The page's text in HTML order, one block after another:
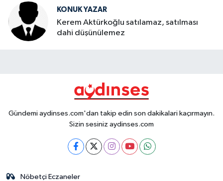
KONUK YAZAR
Kerem Aktürkoğlu satılamaz, satılması
dahi düşünülemez
Gündemi aydinses.com'dan takip edin son dakikalari kaçırmayın.
Sizin sesiniz aydinses.com
Nöbetçi Eczaneler